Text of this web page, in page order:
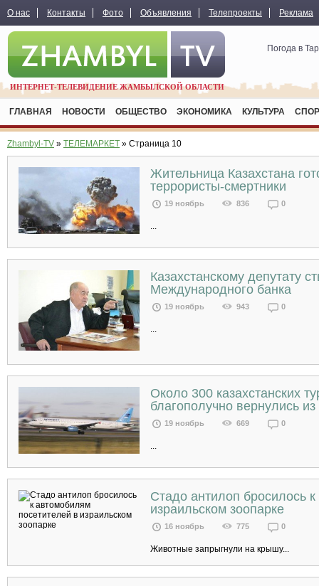
О нас Контакты Фото Объявления Телепроекты Реклама
ИНТЕРНЕТ-ТЕЛЕВИДЕНИЕ ЖАМБЫЛСКОЙ ОБЛАСТИ
Погода в
ГЛАВНАЯ НОВОСТИ ОБЩЕСТВО ЭКОНОМИКА КУЛЬТУРА
Zhambyl-TV » ТЕЛЕМАРКЕТ » Страница 10
Жительница Казахстана
террористы-смертники
19 ноябрь 836 0
...
Казахстанскому депутату
Международного банка
19 ноябрь 943 0
...
Около 300 казахстанских
благополучно вернулись из
19 ноябрь 669 0
...
Стадо антилоп бросилось
израильском зоопарке
16 ноябрь 775 0
Животные запрыгнули на крышу...